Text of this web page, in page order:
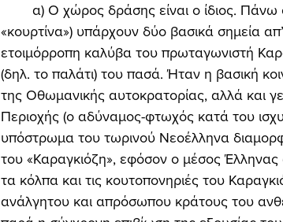
«κουρτίνα») υπάρχουν δύο βασικά σημεία
ετοιμόρροπη καλύβα του πρωταγωνιστή
(δηλ. το παλάτι) του πασά. Ήταν η βασική
της Οθωμανικής αυτοκρατορίας, αλλά και
Περιοχής (ο αδύναμος-φτωχός κατά του
υπόστρωμα του τωρινού Νεοέλληνα
του «Καραγκιόζη», εφόσον ο μέσος
τα κόλπα και τις κουτοπονηριές του
ανάλγητου και απρόσωπου κράτους του